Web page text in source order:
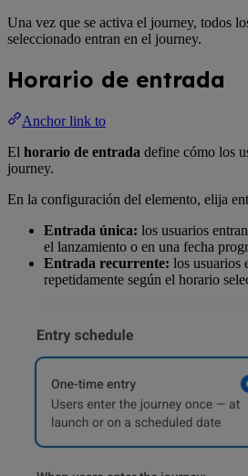
Una vez que se activa el journey, todos
seleccionado entran en el journey.
Horario de entrada
Anchor link to
El horario de entrada define cómo los
journey.
En la configuración del elemento, elija
Entrada única: los usuarios
el lanzamiento o en una fecha
Entrada recurrente: los usuarios
repetidamente según el horario